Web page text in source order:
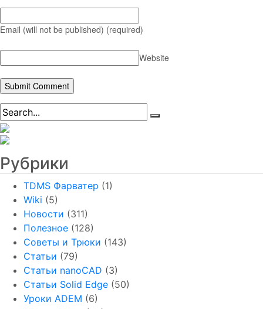
Email (will not be published) (required)
Website
Рубрики
TDMS Фарватер (1)
Wiki (5)
Новости (311)
Полезное (128)
Советы и Трюки (143)
Статьи (79)
Статьи nanoCAD (3)
Статьи Solid Edge (50)
Уроки ADEM (6)